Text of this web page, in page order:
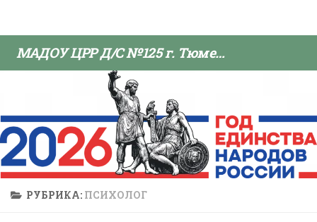
МАДОУ ЦРР Д/С №125 г. Тюмени
РУБРИКА: ПСИХОЛОГ